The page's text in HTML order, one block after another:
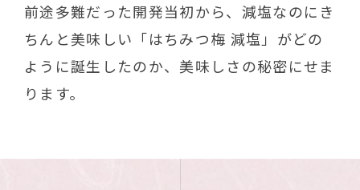
前途多難だった開発当初から、減塩なのにき
ちんと美味しい「はちみつ梅 減塩」がどの
ように誕生したのか、美味しさの秘密にせま
ります。